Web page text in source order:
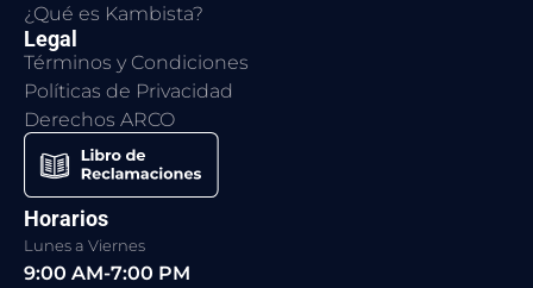
¿Qué es Kambista?
Legal
Términos y Condiciones
Políticas de Privacidad
Derechos ARCO
Horarios
Lunes a Viernes
9:00 AM-7:00 PM